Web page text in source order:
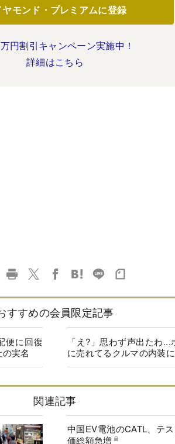
ヤモンド・プレミアムに登録
円割引キャンペーン実施中！
詳細はこちら
すすめの会員限定記事
便に回復
実名
「え?」思わず声出たわ...
に売れてるクルマの内装
関連記事
中国EV電池のCATL、テ
価総額急増